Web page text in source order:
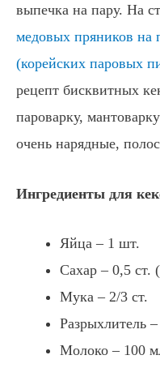
выпечка на пару. На
медовых пряников на
(корейских паровых
рецепт бисквитных
пароварку,
очень нарядные,
Ингредиенты для
Яйца – 1 шт.
Сахар – 0,5 ст.
Мука – 2/3 ст.
Разрыхлитель
Молоко – 100